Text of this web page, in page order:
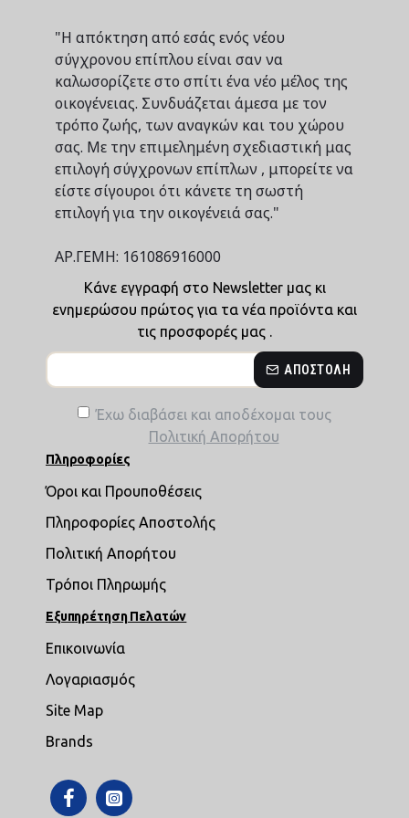
"Η απόκτηση από εσάς ενός νέου
σύγχρονου επίπλου είναι σαν να
καλωσορίζετε στο σπίτι ένα νέο μέλος της
οικογένειας. Συνδυάζεται άμεσα με τον
τρόπο ζωής, των αναγκών και του χώρου
σας. Με την επιμελημένη σχεδιαστική μας
επιλογή σύγχρονων επίπλων , μπορείτε να
είστε σίγουροι ότι κάνετε τη σωστή
επιλογή για την οικογένειά σας."
ΑΡ.ΓΕΜΗ: 161086916000
Κάνε εγγραφή στο Newsletter μας κι
ενημερώσου πρώτος για τα νέα προϊόντα και
τις προσφορές μας .
ΑΠΟΣΤΟΛΉ
Έχω διαβάσει και αποδέχομαι τους
Πολιτική Απορήτου
Πληροφορίες
Όροι και Προυποθέσεις
Πληροφορίες Αποστολής
Πολιτική Απορήτου
Τρόποι Πληρωμής
Εξυπηρέτηση Πελατών
Επικοινωνία
Λογαριασμός
Site Map
Brands